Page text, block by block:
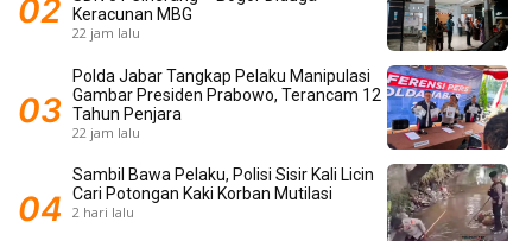
Keracunan MBG
22 jam lalu
Polda Jabar Tangkap Pelaku Manipulasi
Gambar Presiden Prabowo, Terancam 12
Tahun Penjara
22 jam lalu
Sambil Bawa Pelaku, Polisi Sisir Kali Licin
Cari Potongan Kaki Korban Mutilasi
2 hari lalu